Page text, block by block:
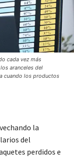
cada vez más
aranceles del
cuando los productos
la
del
perdidos e